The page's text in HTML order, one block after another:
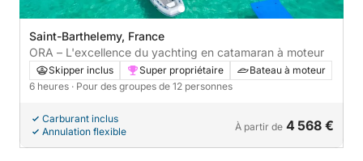
Saint-Barthelemy, France
ORA – L'excellence du yachting en catamaran à moteur
Skipper inclus Super propriétaire
Bateau à moteur
6 heures · Pour des groupes de 12 personnes
Carburant inclus
Annulation flexible
À partir de 4 568 €